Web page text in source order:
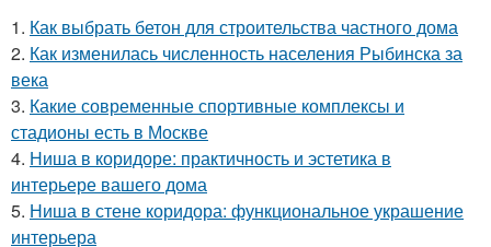
1. Как выбрать бетон для строительства частного дома
2. Как изменилась численность населения Рыбинска за
века
3. Какие современные спортивные комплексы и
стадионы есть в Москве
4. Ниша в коридоре: практичность и эстетика в
интерьере вашего дома
5. Ниша в стене коридора: функциональное украшение
интерьера